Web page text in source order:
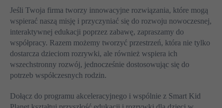
Jeśli Twoja firma tworzy innowacyjne rozwiązania, które mogą
wspierać naszą misję i przyczyniać się do rozwoju nowoczesnej,
interaktywnej edukacji poprzez zabawę, zapraszamy do
współpracy. Razem możemy tworzyć przestrzeń, która nie tylko
dostarcza dzieciom rozrywki, ale również wspiera ich
wszechstronny rozwój, jednocześnie dostosowując się do
potrzeb współczesnych rodzin.
Dołącz do programu akceleracyjnego i wspólnie z Smart Kid